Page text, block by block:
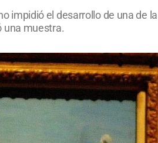
impidió el desarrollo de una de
una muestra.